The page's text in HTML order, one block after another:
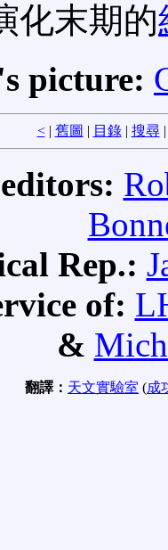
化末期的
picture:
<| 舊圖 | 目錄| 搜尋
Rep.:
of:
&
翻譯： 天文實驗室 (成